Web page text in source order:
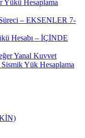
Yükü Hesaplama
– EKSENLER 7-
Hesabı – İÇİNDE
Yanal Kuvvet
Yük Hesaplama